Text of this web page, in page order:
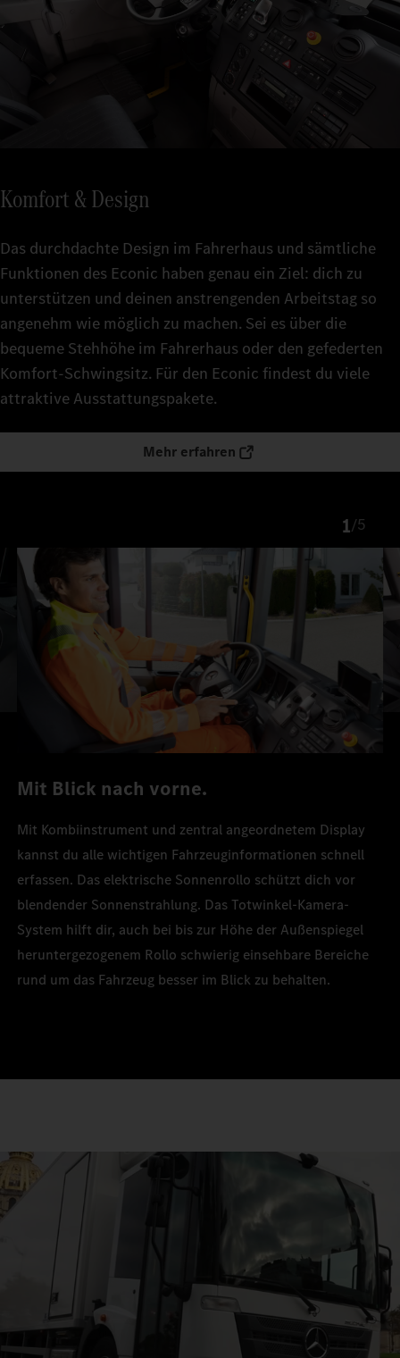
Komfort & Design
Das durchdachte Design im Fahrerhaus und sämtliche
Funktionen des Econic haben genau ein Ziel: dich zu
unterstützen und deinen anstrengenden Arbeitstag so
angenehm wie möglich zu machen. Sei es über die
bequeme Stehhöhe im Fahrerhaus oder den gefederten
Komfort-Schwingsitz. Für den Econic findest du viele
attraktive Ausstattungspakete.
Mehr erfahren
1/5
Mit Blick nach vorne.
Mit Kombiinstrument und zentral angeordnetem Display
kannst du alle wichtigen Fahrzeuginformationen schnell
erfassen. Das elektrische Sonnenrollo schützt dich vor
blendender Sonnenstrahlung. Das Totwinkel-Kamera-
System hilft dir, auch bei bis zur Höhe der Außenspiegel
heruntergezogenem Rollo schwierig einsehbare Bereiche
rund um das Fahrzeug besser im Blick zu behalten.